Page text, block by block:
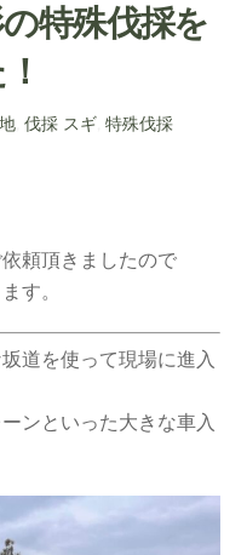
の特殊伐採を
, 伐採 スギ, 特殊伐採
頼頂きましたので
す。
道を使って現場に進入
ンといった大きな車入